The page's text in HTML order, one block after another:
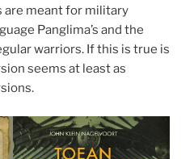
are meant for military
Panglima’s and the
warriors. If this is true is
seems at least as